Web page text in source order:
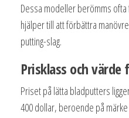
Dessa modeller berömms
hjälper till att förbättra
putting-slag.
Prisklass och
Priset på lätta bladputters
400 dollar, beroende på